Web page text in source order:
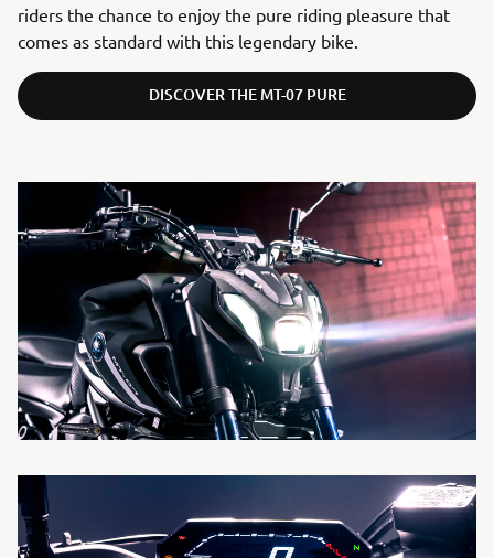
riders the chance to enjoy the pure riding pleasure that
comes as standard with this legendary bike.
DISCOVER THE MT-07 PURE